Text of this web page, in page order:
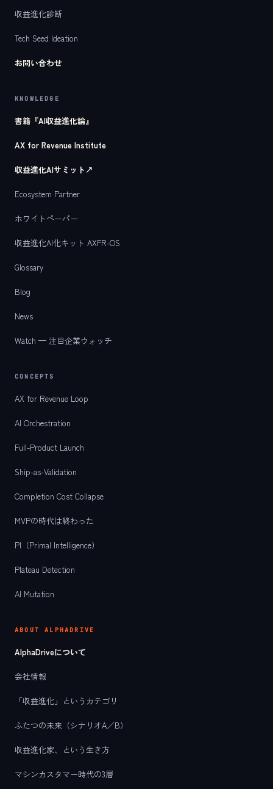
収益進化診断
Tech Seed Ideation
お問い合わせ
KNOWLEDGE
書籍『AI収益進化論』
AX for Revenue Institute
収益進化AIサミット ↗
Ecosystem Partner
ホワイトペーパー
収益進化AI化キット AXFR-OS
Glossary
Blog
News
Watch — 注目企業ウォッチ
CONCEPTS
AX for Revenue Loop
AI Orchestration
Full-Product Launch
Ship-as-Validation
Completion Cost Collapse
MVPの時代は終わった
PI（Primal Intelligence）
Plateau Detection
AI Mutation
ABOUT ALPHADRIVE
AlphaDriveについて
会社情報
「収益進化」というカテゴリ
ふたつの未来（シナリオA／B）
収益進化家、という生き方
マシンカスタマー時代の3層